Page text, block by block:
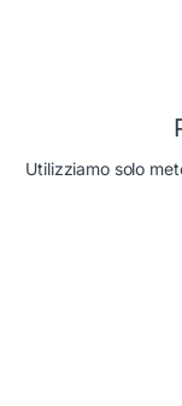
Utilizziamo solo